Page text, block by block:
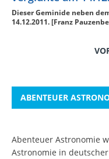
Dieser Geminide neben
14.12.2011. [Franz
ABENTEUER
Abenteuer Astronomie
Astronomie in